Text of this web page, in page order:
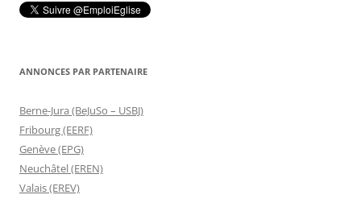
ANNONCES PAR PARTENAIRE
Berne-Jura (BeJuSo – USBJ)
Fribourg (EERF)
Genève (EPG)
Neuchâtel (EREN)
Valais (EREV)